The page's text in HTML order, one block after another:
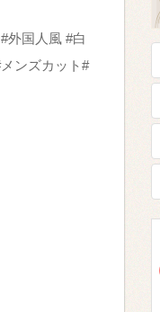
外国人風 #白
ンズカット#